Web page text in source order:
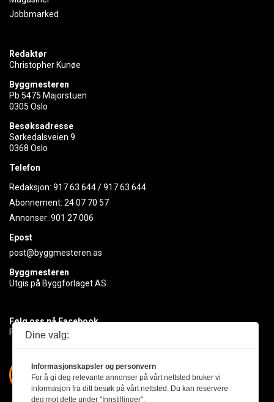
Jobbmarked
Redaktør
Christopher Kunøe
Byggmesteren
Pb 5475 Majorstuen
0305 Oslo
Besøksadresse
Sørkedalsveien 9
0368 Oslo
Telefon
Redaksjon: 917 63 644/917 63 644
Abonnement: 24 07 70 57
Annonser: 901 27 006
Epost
post@byggmesteren.as
Byggmesteren
Utgis på Byggforlaget AS.
Følg oss på Facebook
Få med deg det siste innen byggebransjen
Dine valg:
Informasjonskapsler og personvern
For å gi deg relevante annonser på vårt nettsted bruker vi
informasjon fra ditt besøk på vårt nettsted. Du kan reservere
deg mot dette under "Innstillinger".